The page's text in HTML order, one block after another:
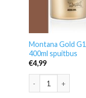
Montana Gold
400ml spuitbus
€4,99
Montana Gold